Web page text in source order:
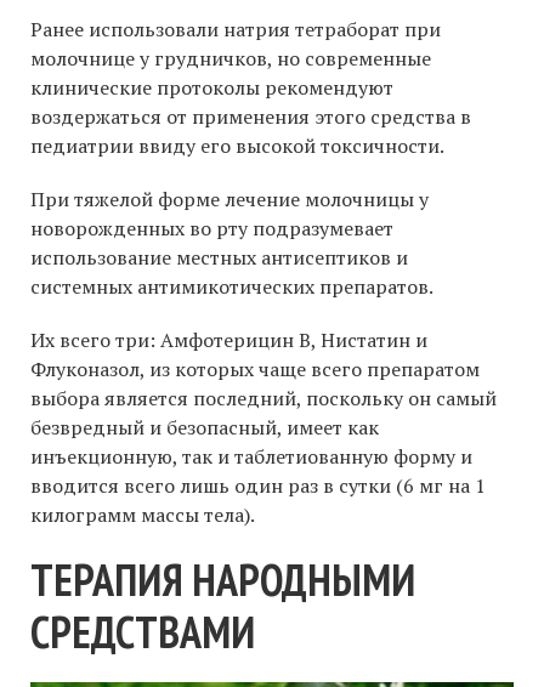
Ранее использовали натрия тетраборат при
молочнице у грудничков, но современные
клинические протоколы рекомендуют
воздержаться от применения этого средства в
педиатрии ввиду его высокой токсичности.
При тяжелой форме лечение молочницы у
новорожденных во рту подразумевает
использование местных антисептиков и
системных антимикотических препаратов.
Их всего три: Амфотерицин B, Нистатин и
Флуконазол, из которых чаще всего препаратом
выбора является последний, поскольку он самый
безвредный и безопасный, имеет как
инъекционную, так и таблетиованную форму и
вводится всего лишь один раз в сутки (6 мг на 1
килограмм массы тела).
ТЕРАПИЯ НАРОДНЫМИ
СРЕДСТВАМИ